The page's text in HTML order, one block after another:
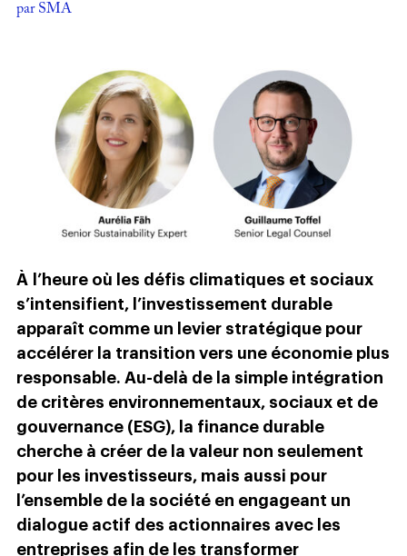
par SMA
À
l’heure où les défis climatiques et sociaux
s’intensifient, l’investissement durable
apparaît comme un levier stratégique pour
accélérer la transition vers une économie plus
responsable. Au-delà de la simple intégration
de critères environnementaux, sociaux et de
gouvernance (ESG), la finance durable
cherche à créer de la valeur non seulement
pour les investisseurs, mais aussi pour
l’ensemble de la société en engageant un
dialogue actif des actionnaires avec les
entreprises afin de les transformer